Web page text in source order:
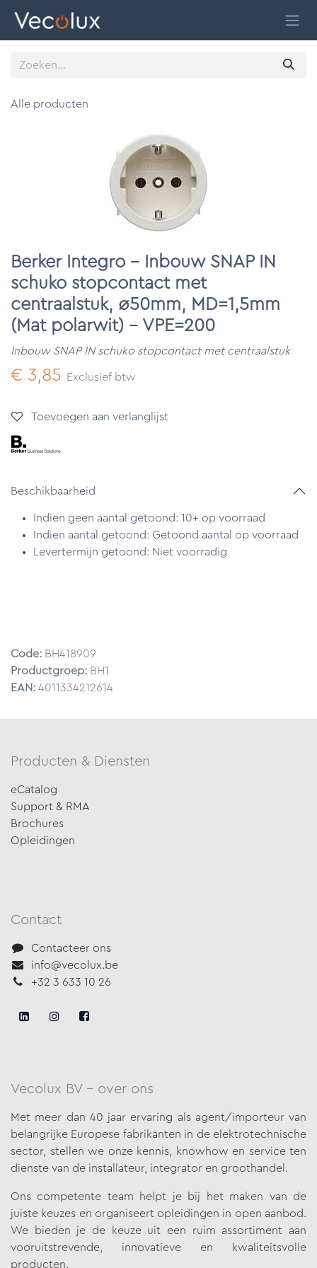
Alle producten
Berker Integro - Inbouw SNAP IN
schuko stopcontact met
centraalstuk, ø50mm, MD=1,5mm
(Mat polarwit) - VPE=200
Inbouw SNAP IN schuko stopcontact met centraalstuk
€ 3,85 Exclusief btw
Toevoegen aan verlanglijst
Beschikbaarheid
Indien geen aantal getoond: 10+ op voorraad
Indien aantal getoond: Getoond aantal op voorraad
Levertermijn getoond: Niet voorradig
Code: BH418909
Productgroep: BH1
EAN: 4011334212614
Producten & Diensten
eCatalog
Support & RMA
Brochures
Opleidingen
Contact
Contacteer ons
info@vecolux.be
+32 3 633 10 26
Vecolux BV - over ons
Met meer dan 40 jaar ervaring als agent/importeur van
belangrijke Europese fabrikanten in de elektrotechnische
sector, stellen we onzekennis, knowhow en service ten
dienste van de installateur, integrator en groothandel.
Ons competente team helpt je bij het maken van de
juiste keuzes en organiseert opleidingen in open aanbod.
We bieden je de keuze uit een ruim assortiment aan
vooruitstrevende, innovatieve en kwaliteitsvolle
producten.